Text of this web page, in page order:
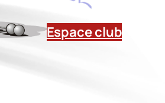
Espace club